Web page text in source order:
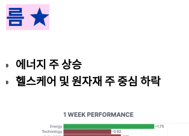
름 ★
에너지 주 상승
헬스케어 및 원자재 주 중심 하락